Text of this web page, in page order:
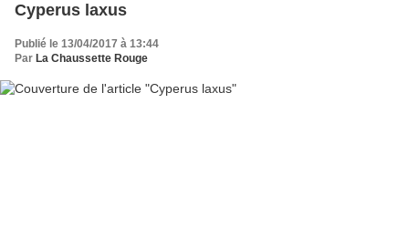
Cyperus laxus
Publié le 13/04/2017 à 13:44
Par La Chaussette Rouge